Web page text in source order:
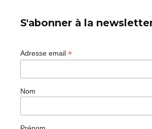
S'abonner à la
Adresse email *
Nom